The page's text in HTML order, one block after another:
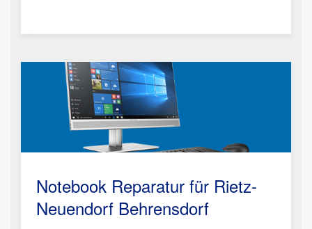
Notebook Reparatur für Rietz-
Neuendorf Behrensdorf